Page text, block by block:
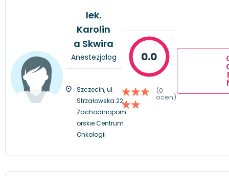
lek.
Karolin
a Skwira
Anestezjolog
Szczecin, ul.
Strzałowska 22,
Zachodniopom
orskie Centrum
Onkologii
0.0
(0
ocen)